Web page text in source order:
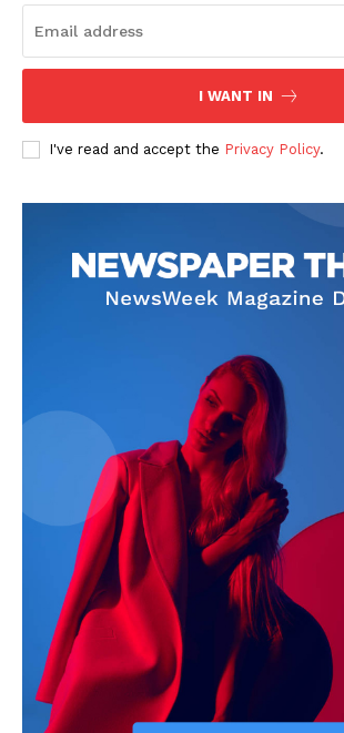
I WANT IN
I've read and accept the Privacy Policy.